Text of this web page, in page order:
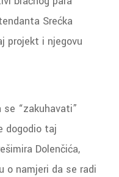
Srećka
projekt i njegovu
se “zakuhavati”
dogodio taj
Dolenčića,
o namjeri da se radi